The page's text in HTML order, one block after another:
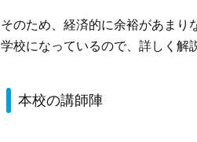
そのため、経済的に余裕があまり
学校になっているので、詳しく解
本校の講師陣